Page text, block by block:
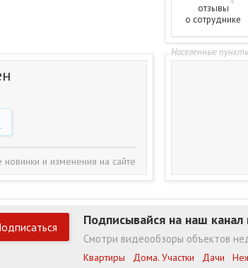
отзывы
о сотруднике
новинки и изменения на сайте
Подписывайся на наш канал
Смотри видеообзоры объектов
Квартиры Дома. Участки Дачи